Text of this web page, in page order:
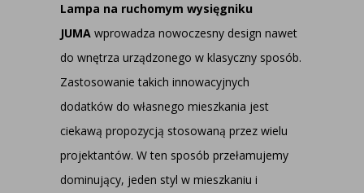
Lampa na ruchomym wysięgniku
JUMA wprowadza nowoczesny design nawet
do wnętrza urządzonego w klasyczny sposób.
Zastosowanie takich innowacyjnych
dodatków do własnego mieszkania jest
ciekawą propozycją stosowaną przez wielu
projektantów. W ten sposób przełamujemy
dominujący, jeden styl w mieszkaniu i